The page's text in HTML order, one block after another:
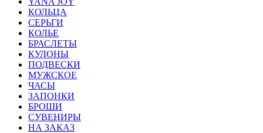
КОЛЬЦА
СЕРЬГИ
КОЛЬЕ
БРАСЛЕТЫ
КУЛОНЫ
ПОДВЕСКИ
МУЖСКОЕ
ЧАСЫ
ЗАПОНКИ
БРОШИ
СУВЕНИРЫ
НА ЗАКАЗ